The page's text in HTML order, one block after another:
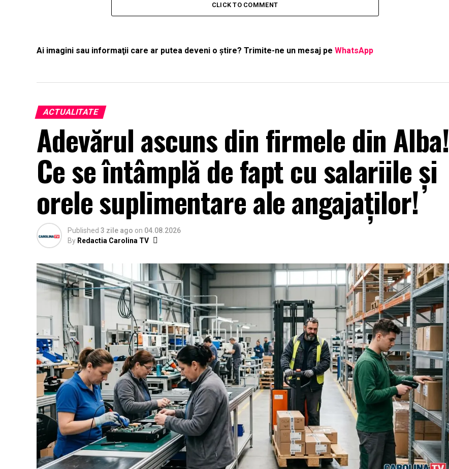
CLICK TO COMMENT
Ai imagini sau informaţii care ar putea deveni o ştire? Trimite-ne un mesaj pe WhatsApp
ACTUALITATE
Adevărul ascuns din firmele din Alba!
Ce se întâmplă de fapt cu salariile și
orele suplimentare ale angajaților!
Published 3 zile ago on 04.08.2026
By Redactia Carolina TV